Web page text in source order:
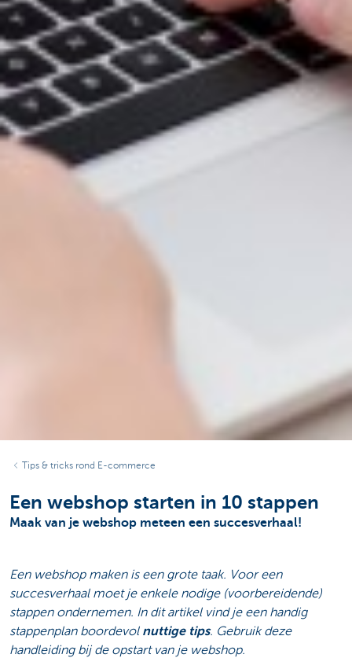
Tips & tricks rond E-commerce
Een webshop starten in 10 stappen
Maak van je webshop meteen een succesverhaal!
Een webshop maken is een grote taak. Voor een
succesverhaal moet je enkele nodige (voorbereidende)
stappen ondernemen. In dit artikel vind je een handig
stappenplan boordevol nuttige tips. Gebruik deze
handleiding bij de opstart van je webshop.